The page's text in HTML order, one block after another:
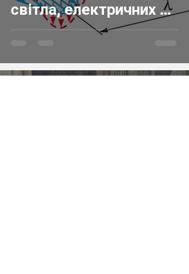
світла, електричних та
магнітних явищ